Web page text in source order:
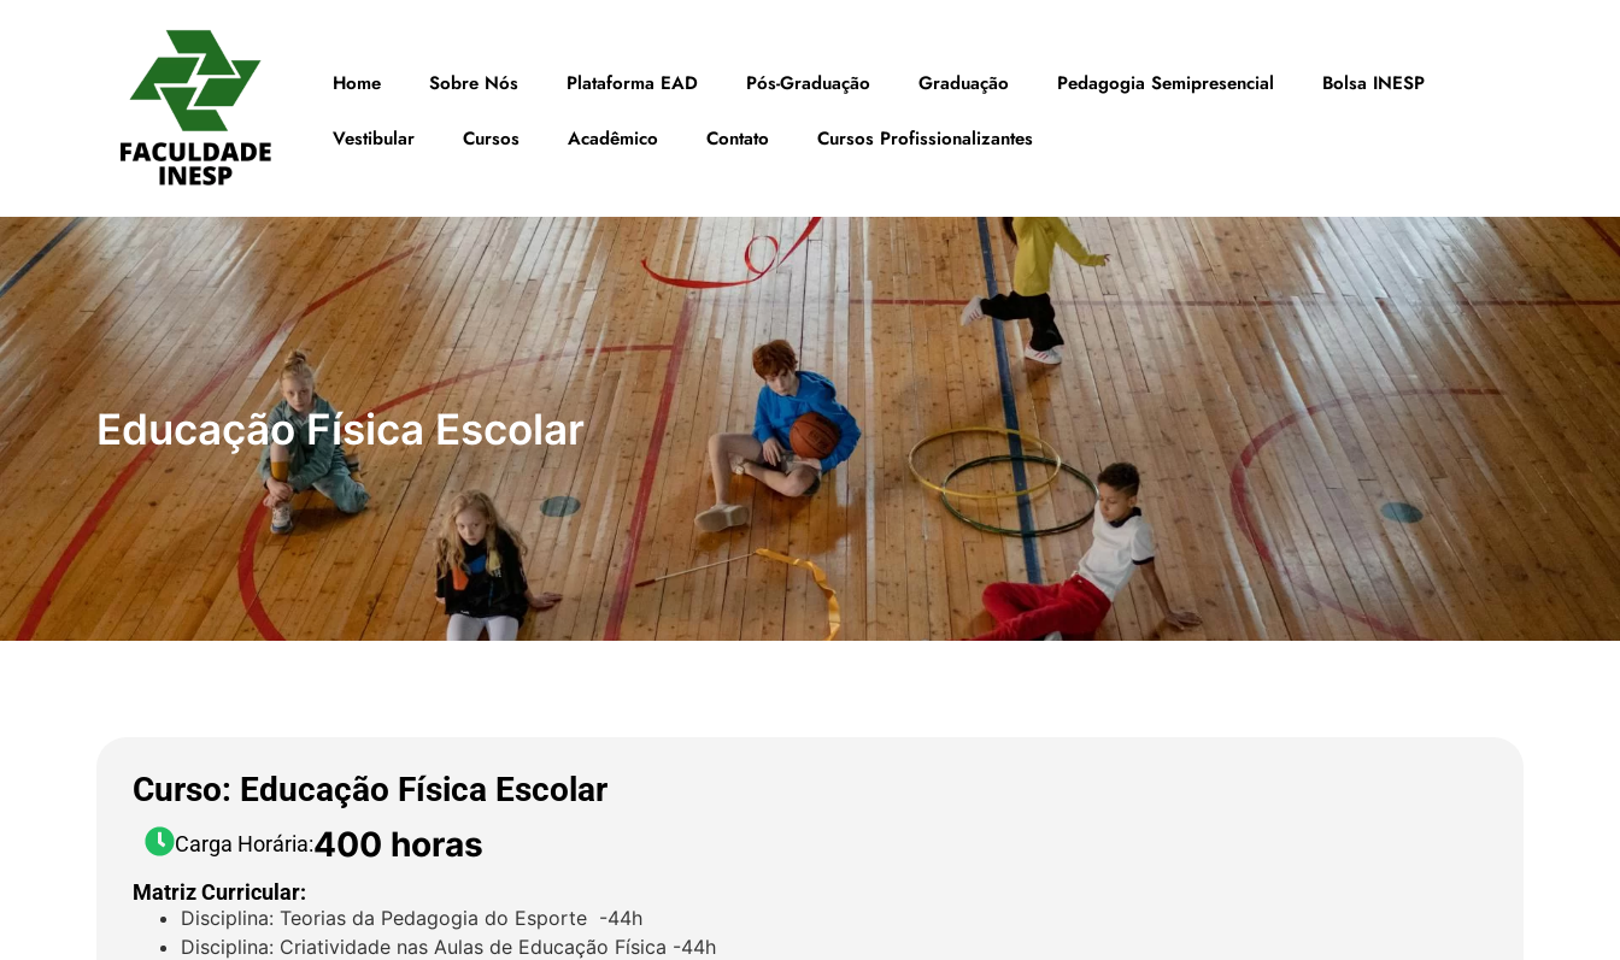
Home Sobre Nós Plataforma EAD Pós-Graduação Graduação Pedagogia Semipresencial Bolsa INESP
Vestibular Cursos Acadêmico Contato Cursos Profissionalizantes
Educação Física Escolar
Curso: Educação Física Escolar
Carga Horária:400 horas
Matriz Curricular:
Disciplina: Teorias da Pedagogia do Esporte -44h
Disciplina: Criatividade nas Aulas de Educação Física -44h